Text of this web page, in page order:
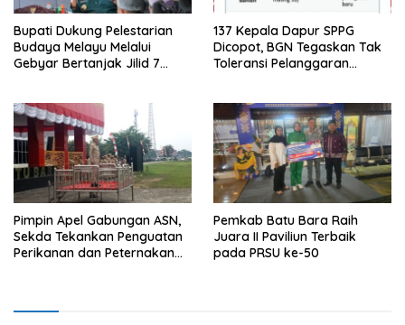
Bupati Dukung Pelestarian
Budaya Melayu Melalui
Gebyar Bertanjak Jilid 7
137 Kepala Dapur SPPG
Dicopot, BGN Tegaskan Tak
Toleransi Pelanggaran
Pimpin Apel Gabungan ASN,
Sekda Tekankan Penguatan
Perikanan dan Peternakan
Pemkab Batu Bara Raih
Juara II Paviliun Terbaik
pada PRSU ke-50